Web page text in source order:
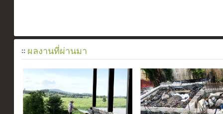
:: ผลงานที่ผ่านมา